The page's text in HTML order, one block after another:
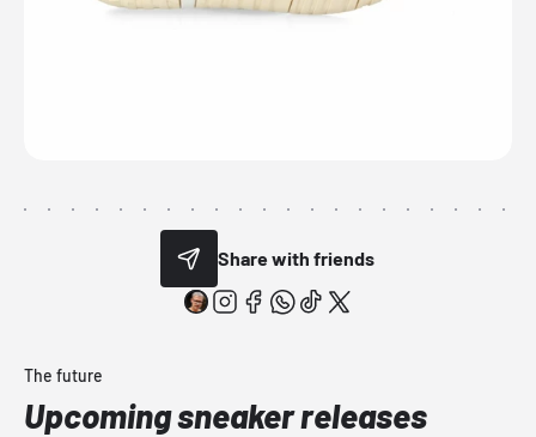
Share with friends
The future
Upcoming sneaker releases